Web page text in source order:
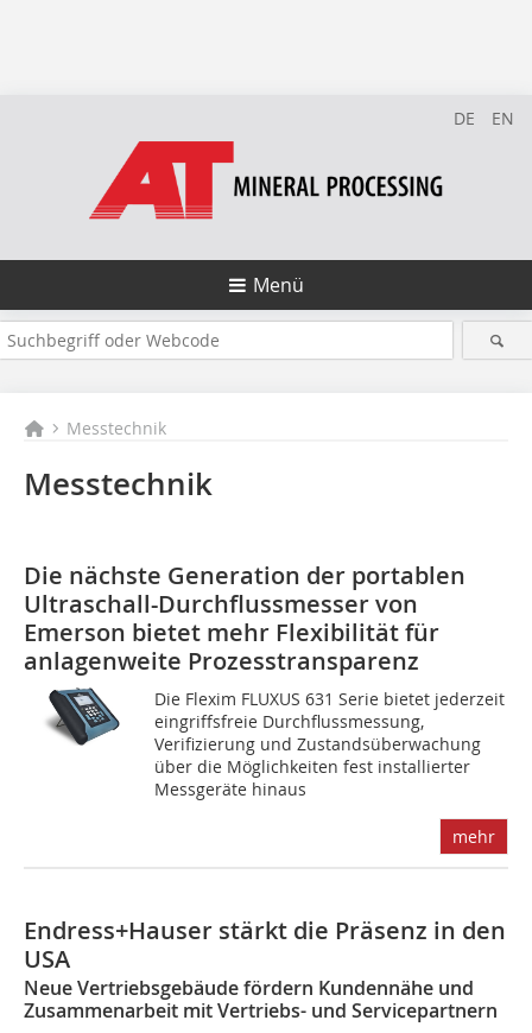
DE EN
Menü
Messtechnik
Messtechnik
Die nächste Generation der portablen
Ultraschall-Durchflussmesser von
Emerson bietet mehr Flexibilität für
anlagenweite Prozesstransparenz
Die Flexim FLUXUS 631 Serie bietet jederzeit
eingriffsfreie Durchflussmessung,
Verifizierung und Zustandsüberwachung
über die Möglichkeiten fest installierter
Messgeräte hinaus
mehr
Endress+Hauser stärkt die Präsenz in den
USA
Neue Vertriebsgebäude fördern Kundennähe und
Zusammenarbeit mit Vertriebs- und Servicepartnern